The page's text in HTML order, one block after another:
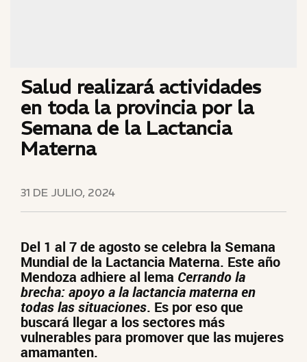
Salud realizará actividades
en toda la provincia por la
Semana de la Lactancia
Materna
31 DE JULIO, 2024
Del 1 al 7 de agosto se celebra la Semana
Mundial de la Lactancia Materna. Este año
Mendoza adhiere al lema Cerrando la
brecha: apoyo a la lactancia materna en
todas las situaciones. Es por eso que
buscará llegar a los sectores más
vulnerables para promover que las mujeres
amamanten.